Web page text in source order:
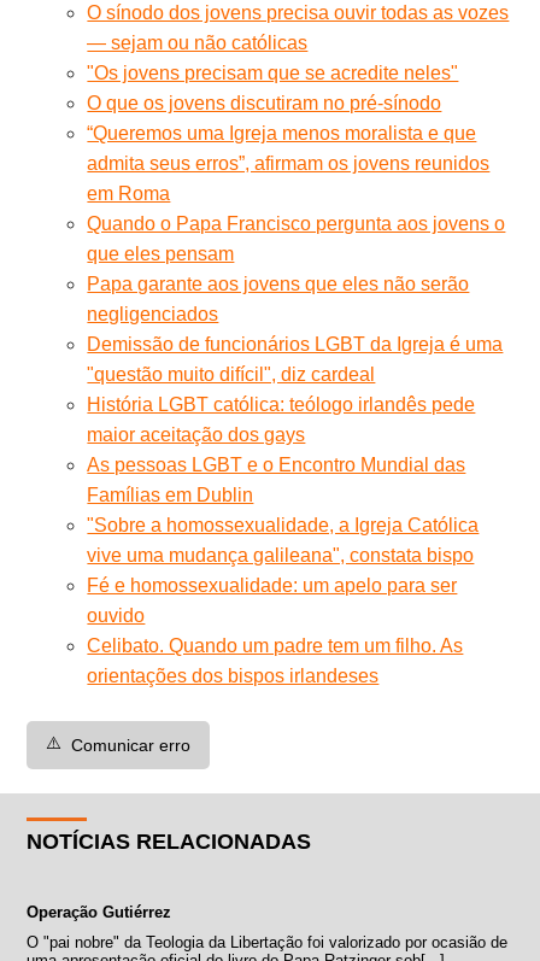
O sínodo dos jovens precisa ouvir todas as vozes
— sejam ou não católicas
"Os jovens precisam que se acredite neles"
O que os jovens discutiram no pré-sínodo
“Queremos uma Igreja menos moralista e que
admita seus erros”, afirmam os jovens reunidos
em Roma
Quando o Papa Francisco pergunta aos jovens o
que eles pensam
Papa garante aos jovens que eles não serão
negligenciados
Demissão de funcionários LGBT da Igreja é uma
"questão muito difícil", diz cardeal
História LGBT católica: teólogo irlandês pede
maior aceitação dos gays
As pessoas LGBT e o Encontro Mundial das
Famílias em Dublin
"Sobre a homossexualidade, a Igreja Católica
vive uma mudança galileana", constata bispo
Fé e homossexualidade: um apelo para ser
ouvido
Celibato. Quando um padre tem um filho. As
orientações dos bispos irlandeses
⚠️ Comunicar erro
NOTÍCIAS RELACIONADAS
Operação Gutiérrez
O "pai nobre" da Teologia da Libertação foi valorizado por ocasião de